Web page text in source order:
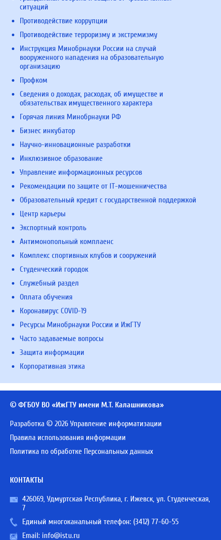
ситуаций
Противодействие коррупции
Противодействие терроризму и экстремизму
Инструкция Минобрнауки России на случай
вооруженного нападения на образовательную
организацию
Профком
Сведения о доходах, расходах, об имуществе и
обязательствах имущественного характера
Горячая линия Минобрнауки РФ
Бизнес инкубатор
Научно-инновационные разработки
Инклюзивное образование
Управление информационных ресурсов
Рекомендации по защите от IT-мошенничества
Образовательный кредит с государственной поддержкой
Центр карьеры
Экспортный контроль
Антимонопольный комплаенс
Комплекс спортивных клубов и сооружений
Студенческий городок
Служебный раздел
Оплата обучения
Коронавирус COVID-19
Ресурсы Минобрнауки России и ИжГТУ
Часто задаваемые вопросы
Защита информации
Корпоративная этика
© ФГБОУ ВО «ИжГТУ имени М.Т. Калашникова»
Разработка © 2026 Управление информатизации
Правила использования информации
Политика по обработке Персональных данных
КОНТАКТЫ
426069, Удмуртская Республика, г. Ижевск, ул. Студенческая,
7
Единый многоканальный телефон: (3412) 77-60-55
Email: info@istu.ru